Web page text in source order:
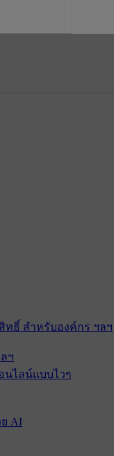
ฯ